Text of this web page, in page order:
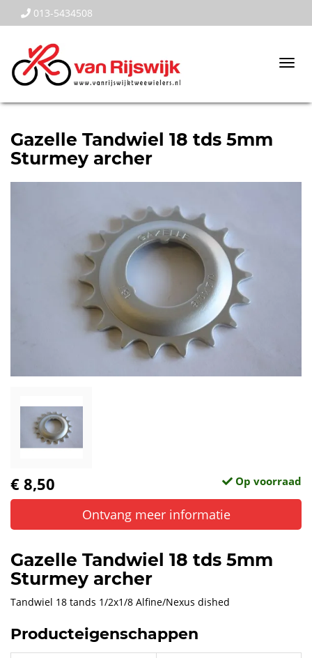
013-5434508
Gazelle Tandwiel 18 tds 5mm
Sturmey archer
€ 8,50 Op voorraad
Ontvang meer informatie
Gazelle Tandwiel 18 tds 5mm
Sturmey archer
Tandwiel 18 tands 1/2x1/8 Alfine/Nexus dished
Producteigenschappen